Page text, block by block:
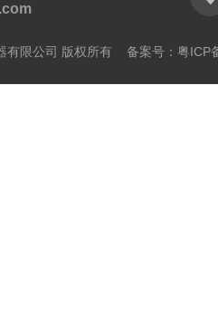
有限公司 版权所有 备案号：粤ICP